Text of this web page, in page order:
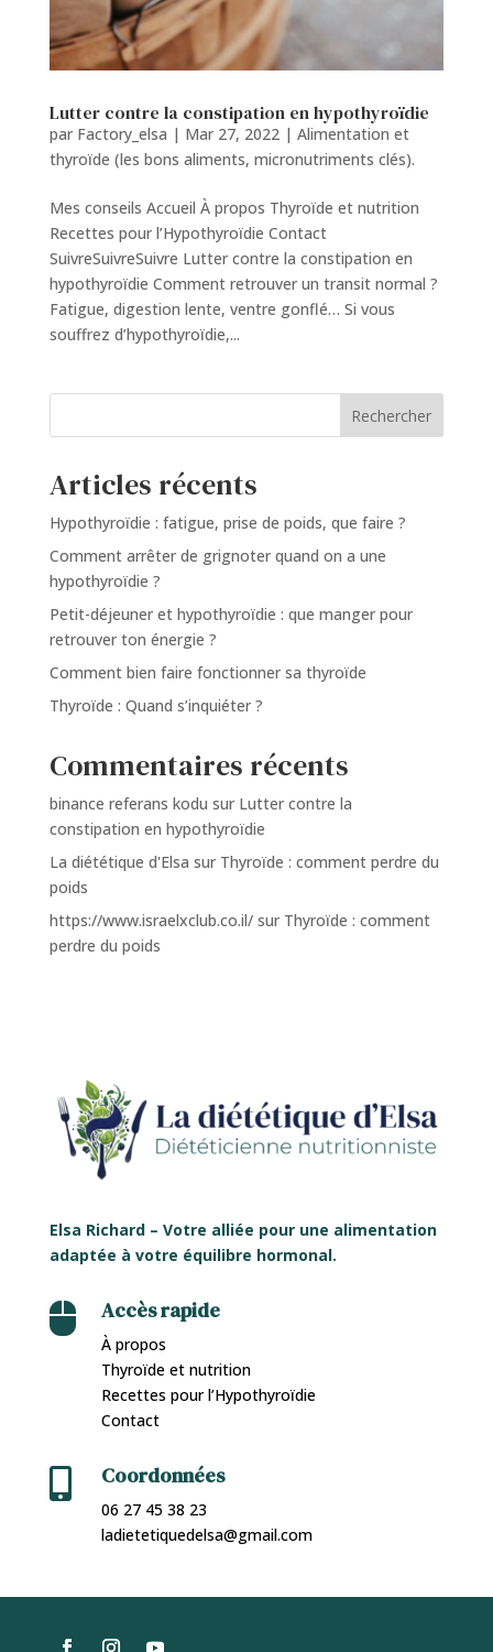
Lutter contre la constipation en hypothyroïdie
par Factory_elsa | Mar 27, 2022| Alimentation et
thyroïde (les bons aliments, micronutriments clés).
Mes conseils Accueil À propos Thyroïde et nutrition
Recettes pour l’Hypothyroïdie Contact
SuivreSuivreSuivre Lutter contre la constipation en
hypothyroïdie Comment retrouver un transit normal ?
Fatigue, digestion lente, ventre gonflé… Si vous
souffrez d’hypothyroïdie,...
Rechercher
Articles récents
Hypothyroïdie : fatigue, prise de poids, que faire ?
Comment arrêter de grignoter quand on a une
hypothyroïdie ?
Petit-déjeuner et hypothyroïdie : que manger pour
retrouver ton énergie ?
Comment bien faire fonctionner sa thyroïde
Thyroïde : Quand s’inquiéter ?
Commentaires récents
binance referans kodu sur Lutter contre la
constipation en hypothyroïdie
La diététique d'Elsa sur Thyroïde : comment perdre du
poids
https://www.israelxclub.co.il/sur Thyroïde : comment
perdre du poids
Elsa Richard – Votre alliée pour une alimentation
adaptée à votre équilibre hormonal.
 Accès rapide
À propos
Thyroïde et nutrition
Recettes pour l’Hypothyroïdie
Contact
 Coordonnées
06 27 45 38 23
ladietetiquedelsa@gmail.com